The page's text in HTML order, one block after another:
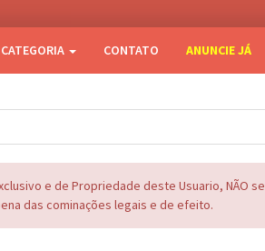
CATEGORIA CONTATO ANUNCIE JÁ
e de Propriedade deste Usuario, NÃO
das cominações legais e de efeito.